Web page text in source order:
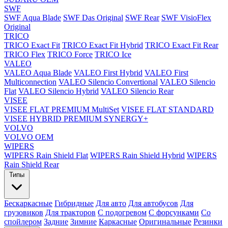
SWF
SWF Aqua Blade SWF Das Original SWF Rear SWF VisioFlex
Original
TRICO
TRICO Exact Fit TRICO Exact Fit Hybrid TRICO Exact Fit Rear
TRICO Flex TRICO Force TRICO Ice
VALEO
VALEO Aqua Blade VALEO First Hybrid VALEO First
Multiconnection VALEO Silencio Convertional VALEO Silencio
Flat VALEO Silencio Hybrid VALEO Silencio Rear
VISEE
VISEE FLAT PREMIUM MultiSet VISEE FLAT STANDARD
VISEE HYBRID PREMIUM SYNERGY+
VOLVO
VOLVO OEM
WIPERS
WIPERS Rain Shield Flat WIPERS Rain Shield Hybrid WIPERS
Rain Shield Rear
Типы
Бескаркасные Гибридные Для авто Для автобусов Для
грузовиков Для тракторов С подогревом С форсунками Со
спойлером Задние Зимние Каркасные Оригинальные Резинки